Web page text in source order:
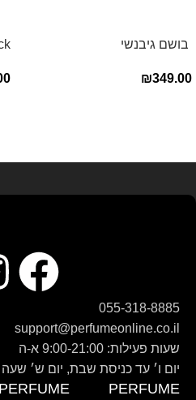
‏ בושם גיבנשי
E.D.P 80ml ‏
₪349.00
055-318-8885
support@perfumeonline.co.il
שעות פעילות: 9:00-21:00 א-ה
יום ו׳ עד כניסת שבת, יום ש׳ שעה
PERFUME
PERFUME